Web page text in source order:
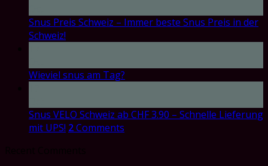
Snus Preis Schweiz – Immer beste Snus Preis in der
Schweiz!
Wieviel snus am Tag?
Snus VELO Schweiz ab CHF 3.90 – Schnelle Lieferung
mit UPS! 2Comments